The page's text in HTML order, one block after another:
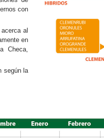
con
al
en
Checa,
según la